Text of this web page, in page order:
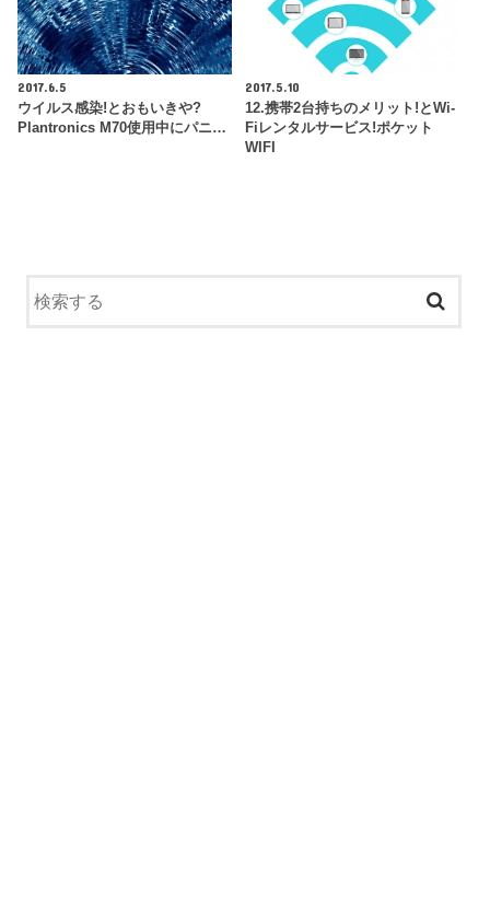
2017.6.5
ウイルス感染!とおもいきや?
Plantronics M70使用中にパニ…
2017.5.10
12.携帯2台持ちのメリット!とWi-
Fiレンタルサービス!ポケット
WIFI